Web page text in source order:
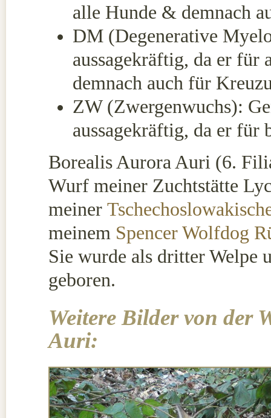
alle Hunde & demnach
DM (Degenerative
aussagekräftig, da er
demnach auch für
ZW (Zwergenwuchs):
aussagekräftig, da er für
Borealis Aurora Auri (6.
Wurf meiner Zuchtstätte
meiner
meinem Spencer Wolfdog
Sie wurde als dritter Welpe
geboren.
Weitere Bilder von der
Auri: